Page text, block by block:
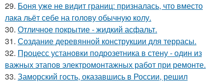
29. Боня уже не видит границ: призналась, что вместо
лака льёт себе на голову обычную колу.
30. Отличное покрытие - жидкий асфальт.
31. Создание деревянной конструкции для террасы.
32. Процесс установки подрозетника в стену - один из
важных этапов электромонтажных работ при ремонте.
33. Заморский гость, оказавшись в России, решил